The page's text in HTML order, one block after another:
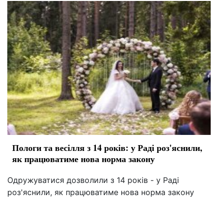
Пологи та весілля з 14 років: у Раді роз'яснили,
як працюватиме нова норма закону
Одружуватися дозволили з 14 років - у Раді
роз'яснили, як працюватиме нова норма закону